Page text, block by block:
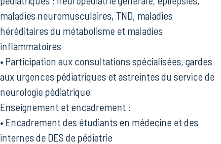
maladies neuromusculaires, TND, maladies
héréditaires du métabolisme et maladies
inflammatoires
• Participation aux consultations spécialisées, gardes
aux urgences pédiatriques et astreintes du service de
neurologie pédiatrique
Enseignement et encadrement :
• Encadrement des étudiants en médecine et des
internes de DES de pédiatrie